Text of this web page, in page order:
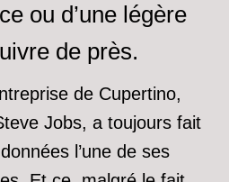
ou d’une légère
de près.
de Cupertino,
Jobs, a toujours fait
l’une de ses